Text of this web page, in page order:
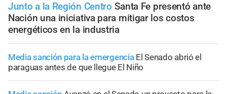
Junto a la Región Centro Santa Fe presentó ante
Nación una iniciativa para mitigar los costos
energéticos en la industria
Media sanción para la emergencia El Senado abrió el
paraguas antes de que llegue El Niño